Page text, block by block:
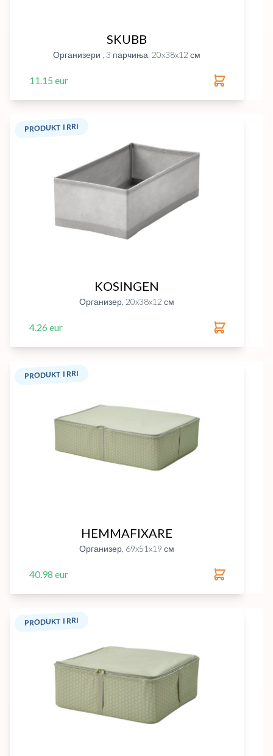
SKUBB
Организери , 3 парчиња, 20x38x12 см
11.15 eur
PRODUKT I RRI
KOSINGEN
Организер, 20x38x12 см
4.26 eur
PRODUKT I RRI
HEMMAFIXARE
Организер, 69x51x19 см
40.98 eur
PRODUKT I RRI